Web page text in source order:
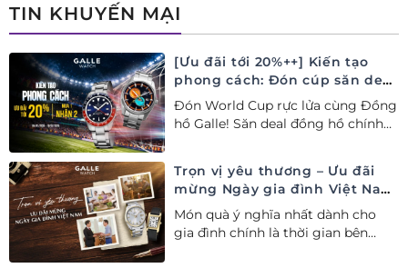
TIN KHUYẾN MẠI
[Ưu đãi tới 20%++] Kiến tạo
phong cách: Đón cúp săn deal
– Siêu ưu đãi đồng hành cùng
World Cup
Đón World Cup rực lửa cùng Đồng
hồ Galle! Săn deal đồng hồ chính
Trọn vị yêu thương – Ưu đãi
mừng Ngày gia đình Việt Nam
28/06
Món quà ý nghĩa nhất dành cho
gia đình chính là thời gian bên